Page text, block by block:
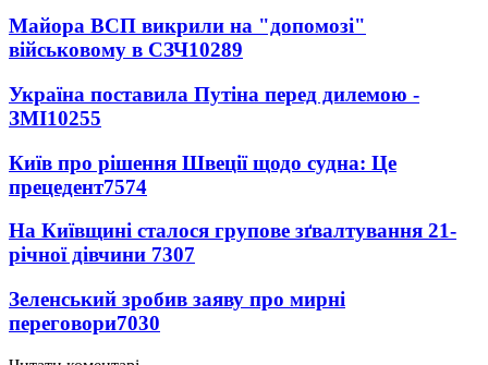
Майора ВСП викрили на "допомозі"
військовому в СЗЧ10289
Україна поставила Путіна перед дилемою -
ЗМІ10255
Київ про рішення Швеції щодо судна: Це
прецедент7574
На Київщині сталося групове зґвалтування 21-
річної дівчини 7307
Зеленський зробив заяву про мирні
переговори7030